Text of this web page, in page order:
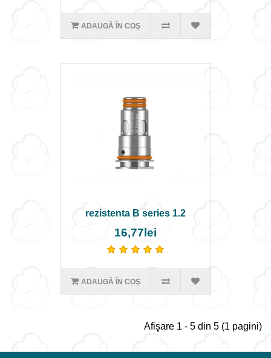
ADAUGĂ ÎN COŞ
rezistenta B series 1.2
16,77lei
ADAUGĂ ÎN COŞ
Afişare 1 - 5 din 5 (1 pagini)